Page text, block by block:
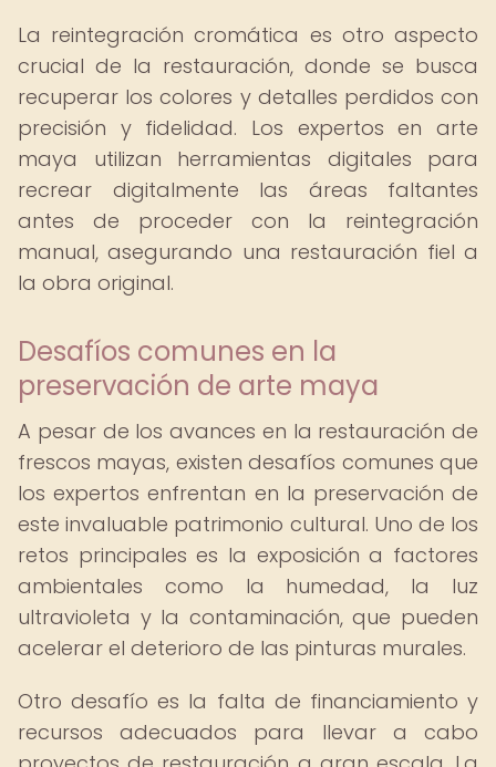
La reintegración cromática es otro aspecto
crucial de la restauración, donde se busca
recuperar los colores y detalles perdidos con
precisión y fidelidad. Los expertos en arte
maya utilizan herramientas digitales para
recrear digitalmente las áreas faltantes
antes de proceder con la reintegración
manual, asegurando una restauración fiel a
la obra original.
Desafíos comunes en la
preservación de arte maya
A pesar de los avances en la restauración de
frescos mayas, existen desafíos comunes que
los expertos enfrentan en la preservación de
este invaluable patrimonio cultural. Uno de los
retos principales es la exposición a factores
ambientales como la humedad, la luz
ultravioleta y la contaminación, que pueden
acelerar el deterioro de las pinturas murales.
Otro desafío es la falta de financiamiento y
recursos adecuados para llevar a cabo